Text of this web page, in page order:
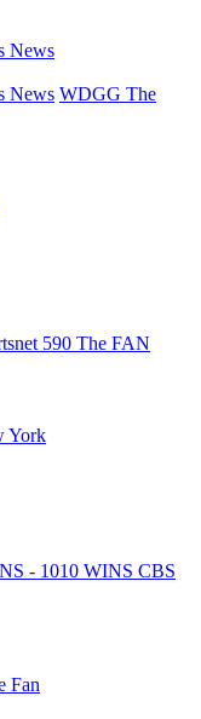
News
News WDGG The
590 The FAN
York
- 1010 WINS CBS
Fan